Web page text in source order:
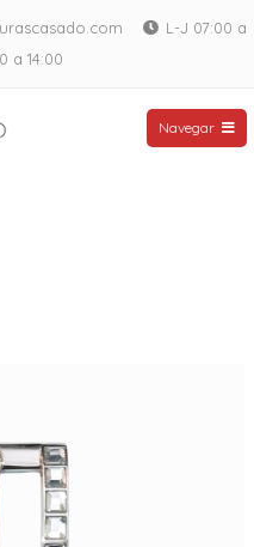
L-J 07:00 a
a 14:00
Fornituras Casado
Navegar